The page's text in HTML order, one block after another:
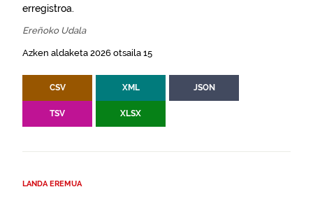
erregistroa.
Ereñoko Udala
Azken aldaketa 2026 otsaila 15
CSV XML JSON
TSV XLSX
LANDA EREMUA